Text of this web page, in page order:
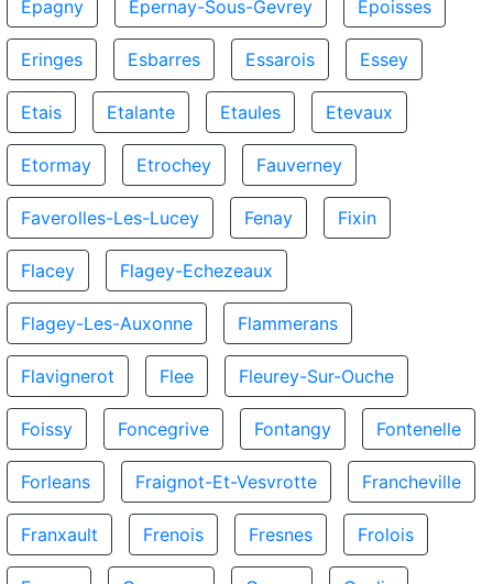
Epagny Epernay-Sous-Gevrey Epoisses
Eringes Esbarres Essarois Essey
Etais Etalante Etaules Etevaux
Etormay Etrochey Fauverney
Faverolles-Les-Lucey Fenay Fixin
Flacey Flagey-Echezeaux
Flagey-Les-Auxonne Flammerans
Flavignerot Flee Fleurey-Sur-Ouche
Foissy Foncegrive Fontangy Fontenelle
Forleans Fraignot-Et-Vesvrotte Francheville
Franxault Frenois Fresnes Frolois